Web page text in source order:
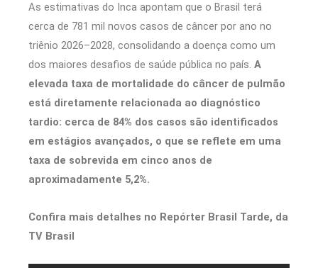
As estimativas do Inca apontam que o Brasil terá
cerca de 781 mil novos casos de câncer por ano no
triênio 2026–2028, consolidando a doença como um
dos maiores desafios de saúde pública no país. A
elevada taxa de mortalidade do câncer de pulmão
está diretamente relacionada ao diagnóstico
tardio: cerca de 84% dos casos são identificados
em estágios avançados, o que se reflete em uma
taxa de sobrevida em cinco anos de
aproximadamente 5,2%.
Confira mais detalhes no Repórter Brasil Tarde, da
TV Brasil